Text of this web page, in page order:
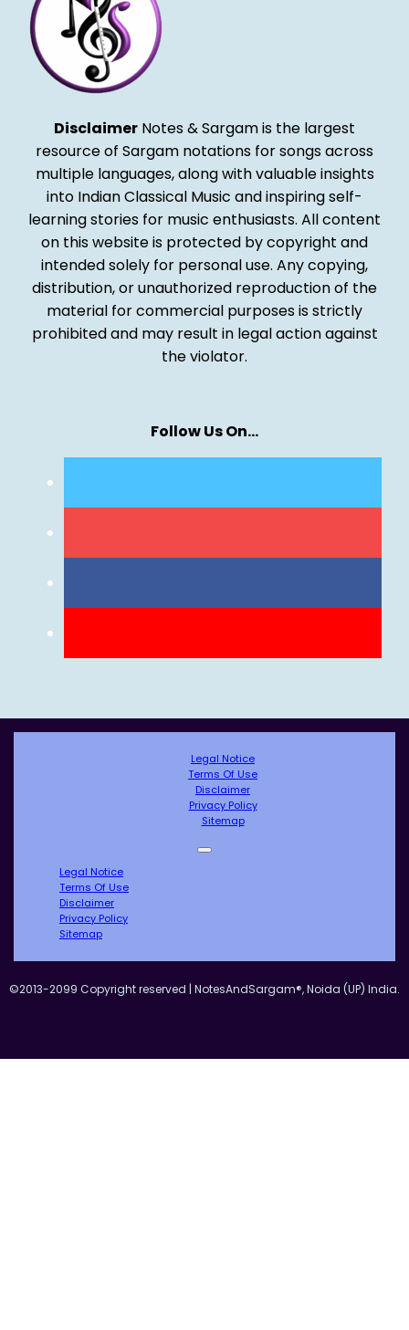
Disclaimer Notes & Sargam is the largest
resource of Sargam notations for songs across
multiple languages, along with valuable insights
into Indian Classical Music and inspiring self-
learning stories for music enthusiasts. All content
on this website is protected by copyright and
intended solely for personal use. Any copying,
distribution, or unauthorized reproduction of the
material for commercial purposes is strictly
prohibited and may result in legal action against
the violator.
Follow Us On…
Legal Notice
Terms Of Use
Disclaimer
Privacy Policy
Sitemap
Legal Notice
Terms Of Use
Disclaimer
Privacy Policy
Sitemap
©2013-2099 Copyright reserved | NotesAndSargam®, Noida (UP) India.